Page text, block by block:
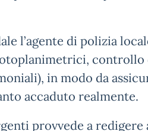
l’agente di polizia
in modo da
accaduto realmente.
provvede a